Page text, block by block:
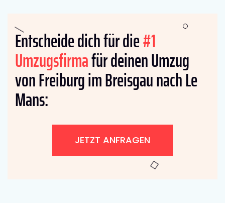
Entscheide dich für die#1
Umzugsfirmafür deinen Umzug
von Freiburg im Breisgau nach Le
Mans:
JETZT ANFRAGEN